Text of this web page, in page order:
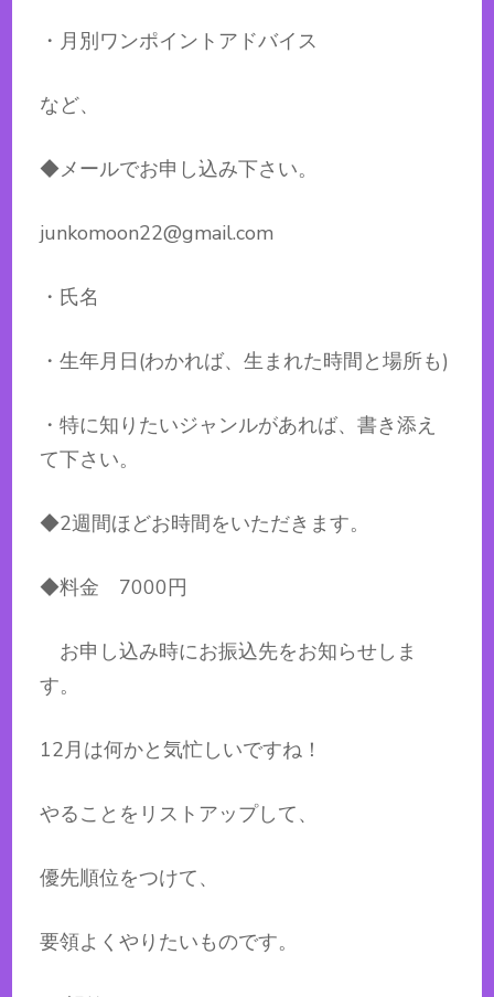
・月別ワンポイントアドバイス
など、
◆メールでお申し込み下さい。
junkomoon22@gmail.com
・氏名
・生年月日(わかれば、生まれた時間と場所も)
・特に知りたいジャンルがあれば、書き添え
て下さい。
◆2週間ほどお時間をいただきます。
◆料金 7000円
お申し込み時にお振込先をお知らせしま
す。
12月は何かと気忙しいですね！
やることをリストアップして、
優先順位をつけて、
要領よくやりたいものです。